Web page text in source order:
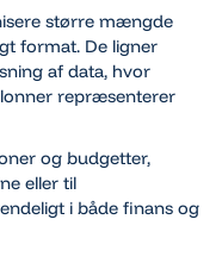
større mængde
format. De ligner
af data, hvor
repræsenterer
og budgetter,
eller til
i både finans og